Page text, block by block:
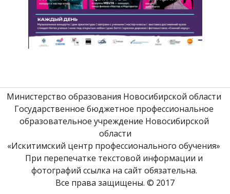
Министерство образования Новосибирской области
Государственное бюджетное профессиональное
образовательное учреждение Новосибирской
области
«Искитимский центр профессионального обучения»
При перепечатке текстовой информации и
фотографий ссылка на сайт обязательна.
Все права защищены. © 2017